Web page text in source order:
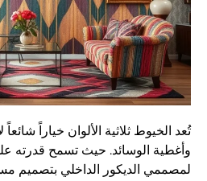
تُعد الخيوط ثلاثية الألوان خياراً شائعاً
وأغطية الوسائد. حيث تسمح قدرته
لمصممي الديكور الداخلي بتصميم